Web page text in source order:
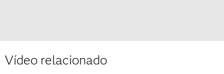
Vídeo relacionado